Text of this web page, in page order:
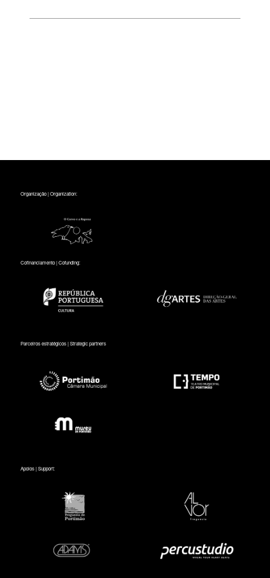
Organização | Organization:
Cofinanciamento | Cofunding:
Parceiros estratégicos | Strategic partners
Apoios | Support: